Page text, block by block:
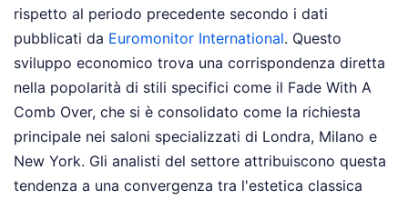
rispetto al periodo precedente secondo i dati
pubblicati da Euromonitor International. Questo
sviluppo economico trova una corrispondenza diretta
nella popolarità di stili specifici come il Fade With A
Comb Over, che si è consolidato come la richiesta
principale nei saloni specializzati di Londra, Milano e
New York. Gli analisti del settore attribuiscono questa
tendenza a una convergenza tra l'estetica classica